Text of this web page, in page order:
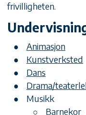
frivilligheten.
Animasjon
Kunstverksted
Dans
Drama/
Musikk
Barnekor